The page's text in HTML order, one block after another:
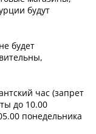
будут
будет
час (запрет
до 10.00
понедельника